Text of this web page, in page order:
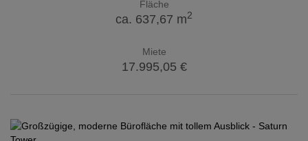
Fläche
ca. 637,67 m2
Miete
17.995,05 €